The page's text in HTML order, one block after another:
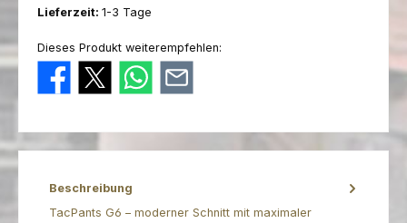
Lieferzeit: 1-3 Tage
Dieses Produkt weiterempfehlen:
Beschreibung
TacPants G6 – moderner Schnitt mit maximaler